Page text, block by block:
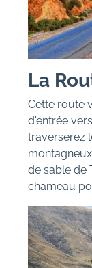
La
Cette route
d'entrée
traverserez
de sable de
chameau